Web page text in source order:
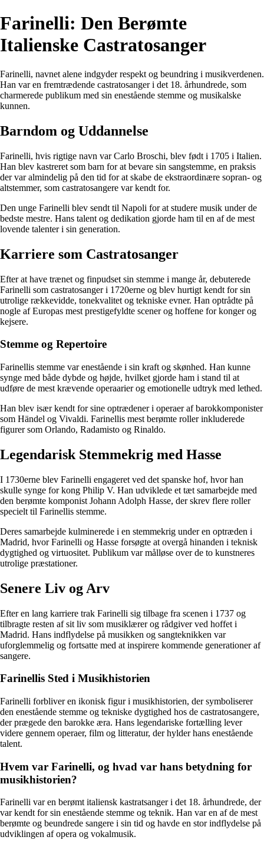
Farinelli: Den Berømte
Italienske Castratosanger
Farinelli, navnet alene indgyder respekt og beundring i musikverdenen.
Han var en fremtrædende castratosanger i det 18. århundrede, som
charmerede publikum med sin enestående stemme og musikalske
kunnen.
Barndom og Uddannelse
Farinelli, hvis rigtige navn var Carlo Broschi, blev født i 1705 i Italien.
Han blev kastreret som barn for at bevare sin sangstemme, en praksis
der var almindelig på den tid for at skabe de ekstraordinære sopran- og
altstemmer, som castratosangere var kendt for.
Den unge Farinelli blev sendt til Napoli for at studere musik under de
bedste mestre. Hans talent og dedikation gjorde ham til en af de mest
lovende talenter i sin generation.
Karriere som Castratosanger
Efter at have trænet og finpudset sin stemme i mange år, debuterede
Farinelli som castratosanger i 1720erne og blev hurtigt kendt for sin
utrolige rækkevidde, tonekvalitet og tekniske evner. Han optrådte på
nogle af Europas mest prestigefyldte scener og hoffene for konger og
kejsere.
Stemme og Repertoire
Farinellis stemme var enestående i sin kraft og skønhed. Han kunne
synge med både dybde og højde, hvilket gjorde ham i stand til at
udføre de mest krævende operaarier og emotionelle udtryk med lethed.
Han blev især kendt for sine optrædener i operaer af barokkomponister
som Händel og Vivaldi. Farinellis mest berømte roller inkluderede
figurer som Orlando, Radamisto og Rinaldo.
Legendarisk Stemmekrig med Hasse
I 1730erne blev Farinelli engageret ved det spanske hof, hvor han
skulle synge for kong Philip V. Han udviklede et tæt samarbejde med
den berømte komponist Johann Adolph Hasse, der skrev flere roller
specielt til Farinellis stemme.
Deres samarbejde kulminerede i en stemmekrig under en optræden i
Madrid, hvor Farinelli og Hasse forsøgte at overgå hinanden i teknisk
dygtighed og virtuositet. Publikum var målløse over de to kunstneres
utrolige præstationer.
Senere Liv og Arv
Efter en lang karriere trak Farinelli sig tilbage fra scenen i 1737 og
tilbragte resten af sit liv som musiklærer og rådgiver ved hoffet i
Madrid. Hans indflydelse på musikken og sangteknikken var
uforglemmelig og fortsatte med at inspirere kommende generationer af
sangere.
Farinellis Sted i Musikhistorien
Farinelli forbliver en ikonisk figur i musikhistorien, der symboliserer
den enestående stemme og tekniske dygtighed hos de castratosangere,
der prægede den barokke æra. Hans legendariske fortælling lever
videre gennem operaer, film og litteratur, der hylder hans enestående
talent.
Hvem var Farinelli, og hvad var hans betydning for
musikhistorien?
Farinelli var en berømt italiensk kastratsanger i det 18. århundrede, der
var kendt for sin enestående stemme og teknik. Han var en af de mest
berømte og beundrede sangere i sin tid og havde en stor indflydelse på
udviklingen af opera og vokalmusik.